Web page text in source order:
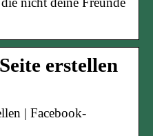
erstellen
| Facebook-